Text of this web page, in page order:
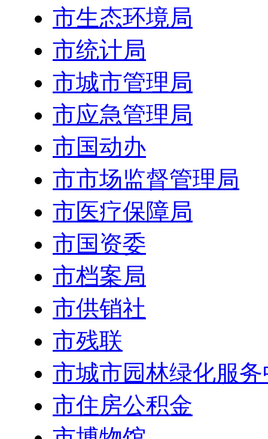
市审计局
市生态环境局
市统计局
市城市管理局
市应急管理局
市国动办
市市场监督管理局
市医疗保障局
市国资委
市档案局
市供销社
市残联
市城市园林绿化服
市住房公积金